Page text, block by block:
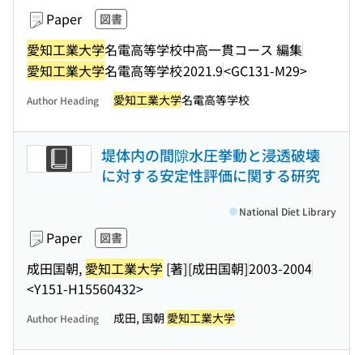
Paper 図書
愛知工業大学名電高等学校中高一貫コース 編集
愛知工業大学名電高等学校2021.9<GC131-M29>
Author Heading 愛知工業大学名電高等学校
堤体内の間隙水圧挙動と浸透破壊
に対する安定性評価に関する研究
Paper 図書
成田国朝, 愛知工業大学 [著][成田国朝]2003-2004
<Y151-H15560432>
National Diet Library
Author Heading 成田, 国朝 愛知工業大学